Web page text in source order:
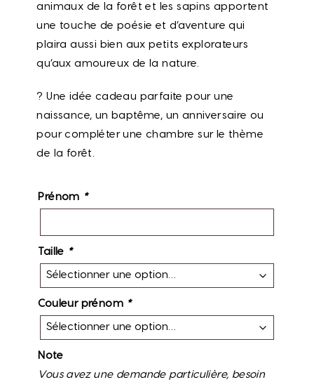
animaux de la forêt et les sapins apportent
une touche de poésie et d’aventure qui
plaira aussi bien aux petits explorateurs
qu’aux amoureux de la nature.
? Une idée cadeau parfaite pour une
naissance, un baptême, un anniversaire ou
pour compléter une chambre sur le thème
de la forêt.
Prénom *
Taille *
Couleur prénom *
Note
Vous avez une demande particulière, besoin